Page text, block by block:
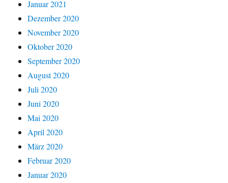
Januar 2021
Dezember 2020
November 2020
Oktober 2020
September 2020
August 2020
Juli 2020
Juni 2020
Mai 2020
April 2020
März 2020
Februar 2020
Januar 2020